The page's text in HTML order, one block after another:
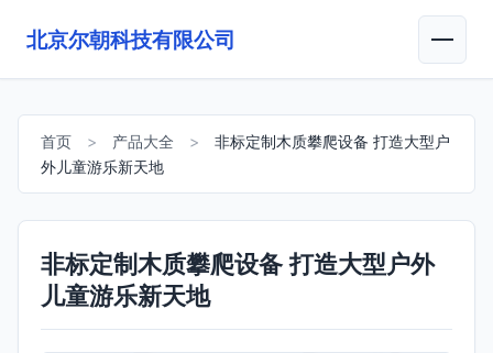
北京尔朝科技有限公司
首页 > 产品大全 >
非标定制木质攀爬设备 打造大型户
外儿童游乐新天地
非标定制木质攀爬设备 打造大型户外
儿童游乐新天地